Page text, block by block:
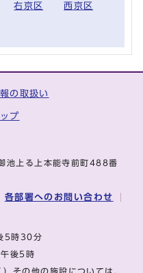
右京区 西京区
の取扱い
プ
上る上本能寺前町488番
各部署へのお問い合わせ
5時30分
午後5時
その他の施設については、